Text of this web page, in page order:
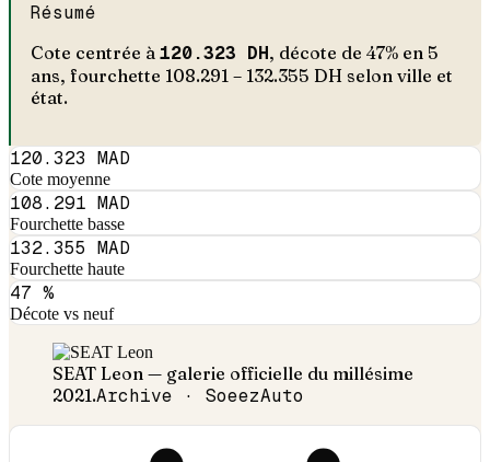
Résumé
Cote centrée à 120.323 DH, décote de 47% en 5
ans, fourchette 108.291– 132.355 DH selon ville et
état.
120.323 MAD
Cote moyenne
108.291 MAD
Fourchette basse
132.355 MAD
Fourchette haute
47 %
Décote vs neuf
SEAT Leon — galerie officielle du millésime
2021.Archive · SoeezAuto